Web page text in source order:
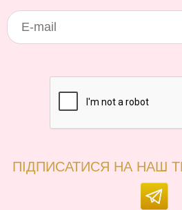
ПІДПИСАТИСЯ НА НАШ